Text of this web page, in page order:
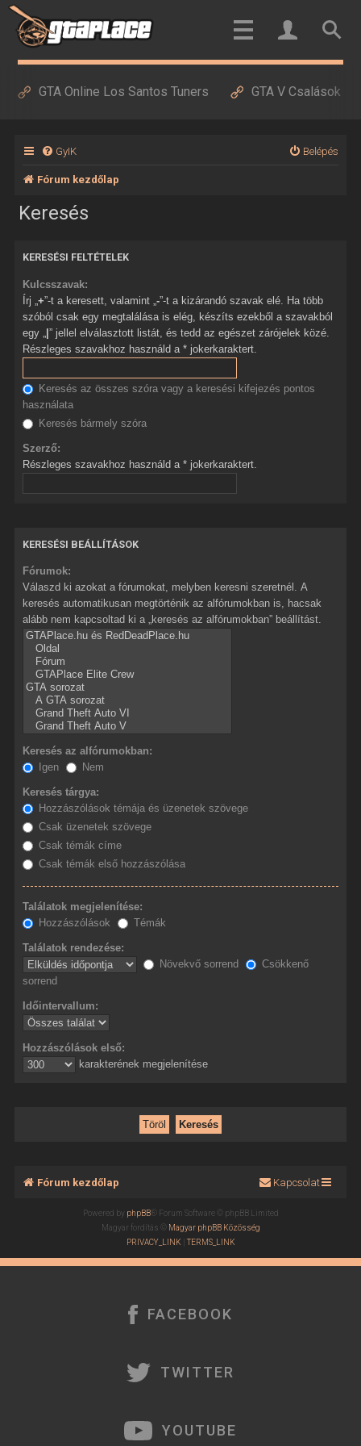
GTA Online Los Santos Tuners GTA V Csalások
GyIK Belépés
Fórum kezdőlap
Keresés
KERESÉSI FELTÉTELEK
Kulcsszavak:
Írj „ +”-t a keresett, valamint „ -”-t a kizárandó szavak elé. Ha több
szóból csak egy megtalálása is elég, készíts ezekből a szavakból
egy „ |” jellel elválasztott listát, és tedd az egészet zárójelek közé.
Részleges szavakhoz használd a * jokerkaraktert.
Keresés az összes szóra vagy a keresési kifejezés pontos
használata
Keresés bármely szóra
Szerző:
Részleges szavakhoz használd a * jokerkaraktert.
KERESÉSI BEÁLLÍTÁSOK
Fórumok:
Válaszd ki azokat a fórumokat, melyben keresni szeretnél. A
keresés automatikusan megtörténik az alfórumokban is, hacsak
alább nem kapcsoltad ki a „keresés az alfórumokban” beállítást.
Keresés az alfórumokban:
Igen
Nem
Keresés tárgya:
Hozzászólások témája és üzenetek szövege
Csak üzenetek szövege
Csak témák címe
Csak témák első hozzászólása
Találatok megjelenítése:
Hozzászólások
Témák
Találatok rendezése:
Növekvő sorrend
Csökkenő
sorrend
Időintervallum:
Hozzászólások első:
karakterének megjelenítése
Fórum kezdőlap Kapcsolat
Powered by phpBB® Forum Software © phpBB Limited
Magyar fordítás © Magyar phpBB Közösség
PRIVACY_LINK|TERMS_LINK
FACEBOOK
TWITTER
YOUTUBE